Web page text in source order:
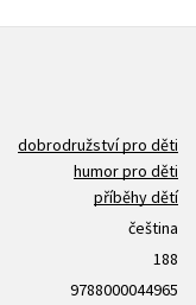
dobrodružství pro děti
humor pro děti
příběhy dětí
čeština
188
9788000044965